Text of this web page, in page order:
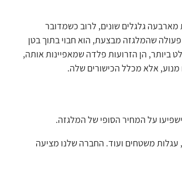
גלגלים שונים, לרוב כשמדובר
שהמלגזה מבצעת, הוא חבוי בתוך בטן
ביותר, הן הזרועות פלדה שמאפיינות אותה,
מנוע, אלא מכלל הכישורים שלה.
על המחיר הסופי של המלגזה.
עגלות משטחים ועוד. החברה שלנו מציעה